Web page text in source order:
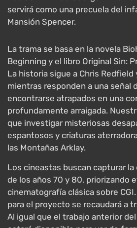
servirá como una precuela del
Mansión Spencer.
La trama se basa en la novela
Beginning y el libro Original Sin:
La historia sigue a Chris Redfield
mientras responden a una señal
encontrarse atrapados en una
profundamente arraigada.
que investigar misteriosas
espantosos y criaturas
las Montañas Arklay.
Los cineastas buscan capturar
de los años 70 y 80, priorizando
cinematografía clásica sobre
para el proyecto se recaudará a
Al igual que el trabajo anterior